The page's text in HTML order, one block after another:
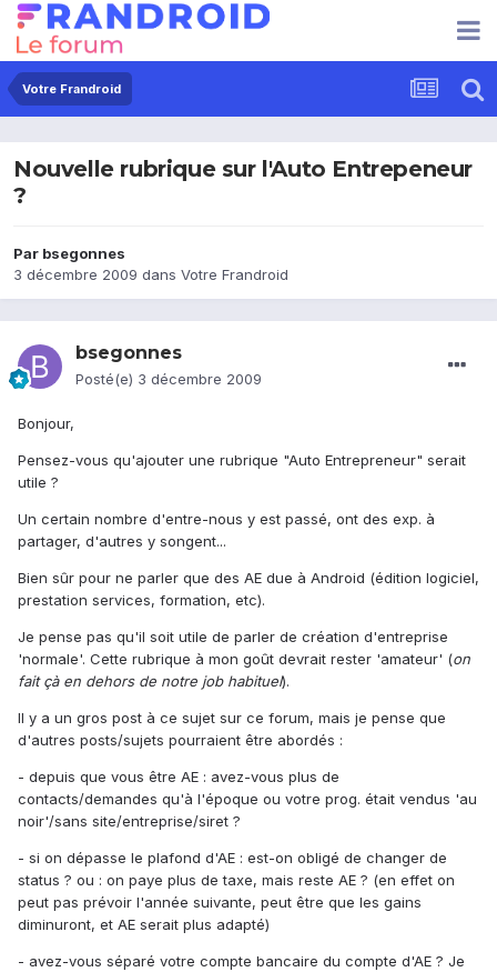
Votre Frandroid
Nouvelle rubrique sur l'Auto Entrepeneur
?
Par bsegonnes
3 décembre 2009 dans Votre Frandroid
bsegonnes
Posté(e) 3 décembre 2009
Bonjour,
Pensez-vous qu'ajouter une rubrique "Auto Entrepreneur" serait
utile ?
Un certain nombre d'entre-nous y est passé, ont des exp. à
partager, d'autres y songent...
Bien sûr pour ne parler que des AE due à Android (édition logiciel,
prestation services, formation, etc).
Je pense pas qu'il soit utile de parler de création d'entreprise
'normale'. Cette rubrique à mon goût devrait rester 'amateur' (on
fait çà en dehors de notre job habituel).
Il y a un gros post à ce sujet sur ce forum, mais je pense que
d'autres posts/sujets pourraient être abordés :
- depuis que vous être AE : avez-vous plus de
contacts/demandes qu'à l'époque ou votre prog. était vendus 'au
noir'/sans site/entreprise/siret ?
- si on dépasse le plafond d'AE : est-on obligé de changer de
status ? ou : on paye plus de taxe, mais reste AE ? (en effet on
peut pas prévoir l'année suivante, peut être que les gains
diminuront, et AE serait plus adapté)
- avez-vous séparé votre compte bancaire du compte d'AE ? Je